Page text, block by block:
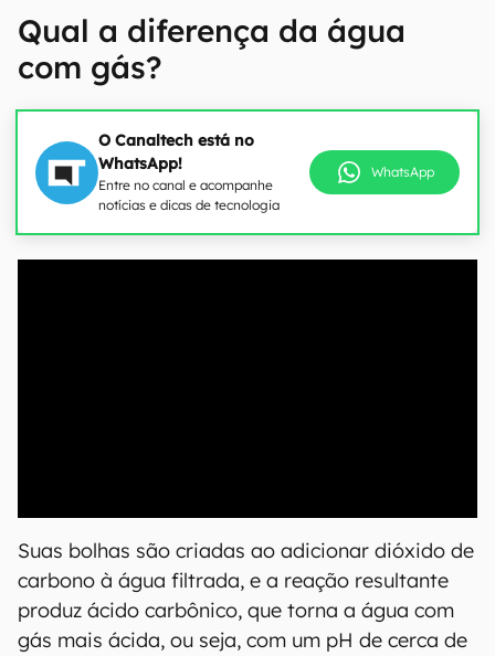
Qual a diferença da água
com gás?
O Canaltech está no
WhatsApp!
Entre no canal e acompanhe
notícias e dicas de tecnologia
WhatsApp
Suas bolhas são criadas ao adicionar dióxido de
carbono à água filtrada, e a reação resultante
produz ácido carbônico, que torna a água com
gás mais ácida, ou seja, com um pH de cerca de